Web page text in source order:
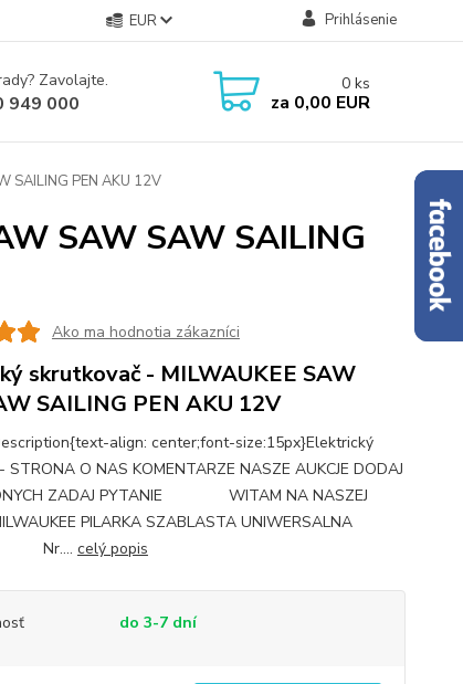
EUR Prihlásenie
Zavolajte.
949 000
0 ks
za 0,00 EUR
SAILING PEN AKU 12V
SAW SAW SAILING
Ako ma hodnotia zákazníci
skrutkovač - MILWAUKEE SAW
SAILING PEN AKU 12V
align: center;font-size:15px}Elektrický
STRONA O NAS KOMENTARZE NASZE AUKCJE DODAJ
ZADAJ PYTANIE WITAM NA NASZEJ
PILARKA SZABLASTA UNIWERSALNA
Nr.... celý popis
do 3-7 dní